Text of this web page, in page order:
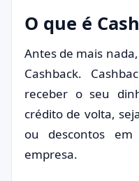
O que é
Antes de mais
Cashback.
receber o seu
crédito de volta,
ou descontos
empresa.